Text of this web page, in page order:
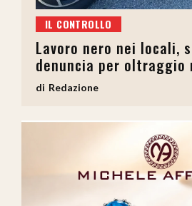
IL CONTROLLO
Lavoro nero nei locali,
denuncia per oltraggio
Redazione